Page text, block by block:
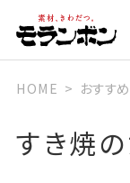
HOME おすす
すき焼